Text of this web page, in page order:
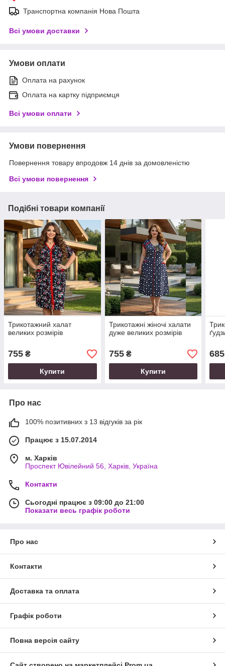
Транспортна компанія Нова Пошта
Всі умови доставки
Умови оплати
Оплата на рахунок
Оплата на картку підприємця
Всі умови оплати
Умови повернення
Повернення товару впродовж 14 днів за домовленістю
Всі умови повернення
Подібні товари компанії
Трикотажний халат
великих розмірів
755 ₴
Купити
Трикотажні жіночі халати
дуже великих розмірів
755₴
Купити
685
Про нас
100% позитивних з 13 відгуків за рік
Працює з 15.07.2014
м. Харків
Проспект Ювілейний 56, Харків, Україна
Контакти
Сьогодні працює з 09:00 до 21:00
Показати весь графік роботи
Про нас
Контакти
Доставка та оплата
Графік роботи
Повна версія сайту